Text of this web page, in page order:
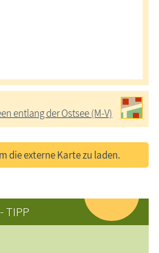
entlang der Ostsee (M-V)
die externe Karte zu laden.
TIPP